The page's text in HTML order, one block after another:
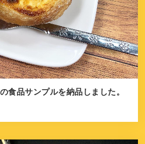
食品サンプルを納品しました。